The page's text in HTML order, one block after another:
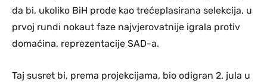
da bi, ukoliko BiH prođe kao trećeplasirana selekcija, u
prvoj rundi nokaut faze najvjerovatnije igrala protiv
domaćina, reprezentacije SAD-a.
Taj susret bi, prema projekcijama, bio odigran 2. jula u